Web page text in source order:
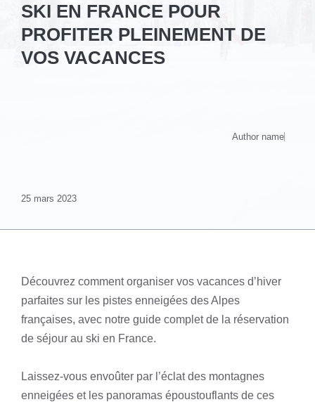
SKI EN FRANCE POUR
PROFITER PLEINEMENT DE
VOS VACANCES
Author name
25 mars 2023
Découvrez comment organiser vos vacances d’hiver
parfaites sur les pistes enneigées des Alpes
françaises, avec notre guide complet de la réservation
de séjour au ski en France.
Laissez-vous envoûter par l’éclat des montagnes
enneigées et les panoramas époustouflants de ces